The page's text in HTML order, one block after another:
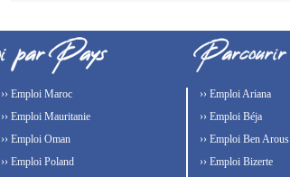
›› Emploi Maroc
›› Emploi Mauritanie
›› Emploi Oman
›› Emploi Poland
›› Emploi Ariana
›› Emploi Béja
›› Emploi Ben Arous
›› Emploi Bizerte